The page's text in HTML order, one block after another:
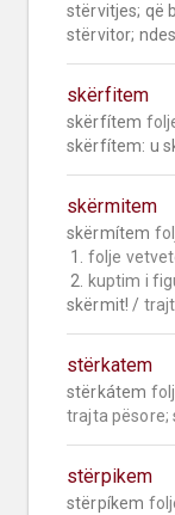
stërvitjes; që
stërvitor;
skërfitem
skërfítem
skërfítem: u
skërmitem
skërmítem
1. folje
2.
kuptim i
skërmit! /
stërkatem
stërkátem
trajta pësore;
stërpikem
stërpíkem